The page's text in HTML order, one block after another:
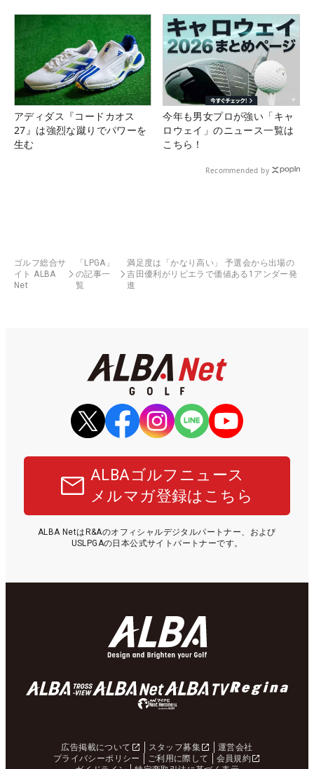
アディダス『コードカオス
27』は強烈な蹴りでパワーを
生む
今年も男女プロが強い「キャ
ロウェイ」のニュース一覧は
こちら！
Recommended by
ゴルフ総合サ
イト ALBA
Net
「LPGA」
の記事一
覧
満足度は「かなり高い」 予選会から出場の
吉田優利がリビエラで価値ある1アンダー発
進
ALBAゴルフニュース
メルマガ登録はこちら
ALBA NetはR&Aのオフィシャルデジタルパートナー、および
USLPGAの日本公式サイトパートナーです。
広告掲載について スタッフ募集
運営会社
プライバシーポリシー
ご利用に際して
会員規約